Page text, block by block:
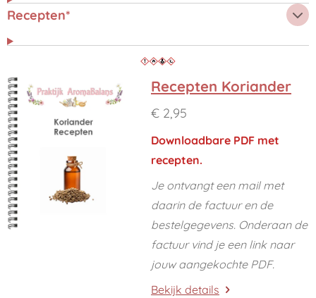
Recepten*
Recepten Koriander
€ 2,95
Downloadbare PDF met
recepten.
Je ontvangt een mail met
daarin de factuur en de
bestelgegevens. Onderaan de
factuur vind je een link naar
jouw aangekochte PDF.
Bekijk details